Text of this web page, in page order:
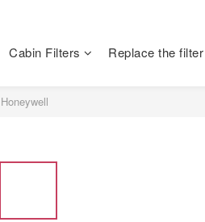
Cabin Filters Replace the filter
Honeywell